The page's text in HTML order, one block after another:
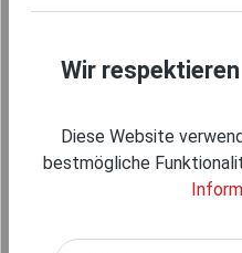
Wir
Diese Website
bestmögliche